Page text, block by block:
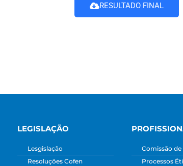
RESULTADO FINAL
LEGISLAÇÃO
Lesgislação
Resoluções Cofen
Comissão de
Processos